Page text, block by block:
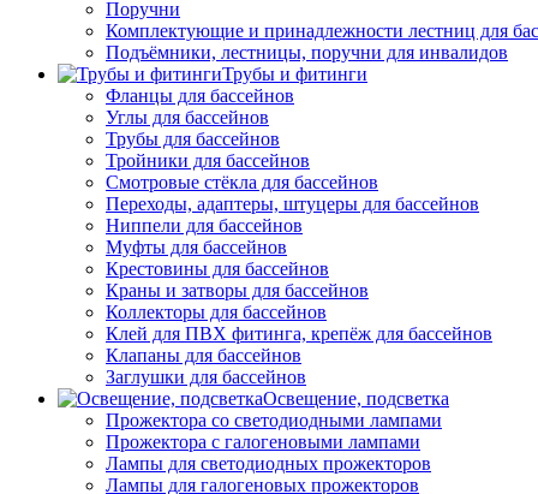
Поручни
Комплектующие и принадлежности лестниц для
Подъёмники, лестницы, поручни для инвалидов
Трубы и фитинги
Фланцы для бассейнов
Углы для бассейнов
Трубы для бассейнов
Тройники для бассейнов
Смотровые стёкла для бассейнов
Переходы, адаптеры, штуцеры для бассейнов
Ниппели для бассейнов
Муфты для бассейнов
Крестовины для бассейнов
Краны и затворы для бассейнов
Коллекторы для бассейнов
Клей для ПВХ фитинга, крепёж для бассейнов
Клапаны для бассейнов
Заглушки для бассейнов
Освещение, подсветка
Прожектора со светодиодными лампами
Прожектора с галогеновыми лампами
Лампы для светодиодных прожекторов
Лампы для галогеновых прожекторов